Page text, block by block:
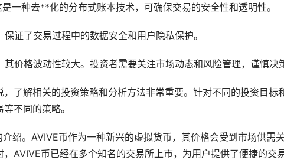
一种去**化的分布式账本技术，可确保交易的安全性和透明性。
证了交易过程中的数据安全和用户隐私保护。
价格波动性较大。投资者需要关注市场动态和风险管理，谨慎决
了解相关的投资策略和分析方法非常重要。针对不同的投资目标
不同的策略。
绍。AVIVE币作为一种新兴的虚拟货币，其价格会受到市场供需
AVIVE币已经在多个知名的交易所上市，为用户提供了便捷的交